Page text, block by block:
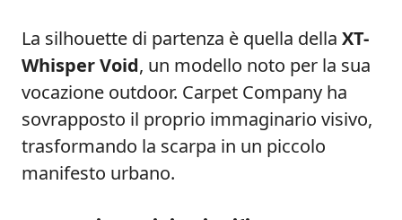
La silhouette di partenza è quella della XT-
Whisper Void, un modello noto per la sua
vocazione outdoor. Carpet Company ha
sovrapposto il proprio immaginario visivo,
trasformando la scarpa in un piccolo
manifesto urbano.